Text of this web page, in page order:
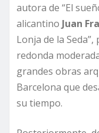
autora de “El
alicantino Juan
Lonja de la
redonda
grandes obras
Barcelona que
su tiempo.